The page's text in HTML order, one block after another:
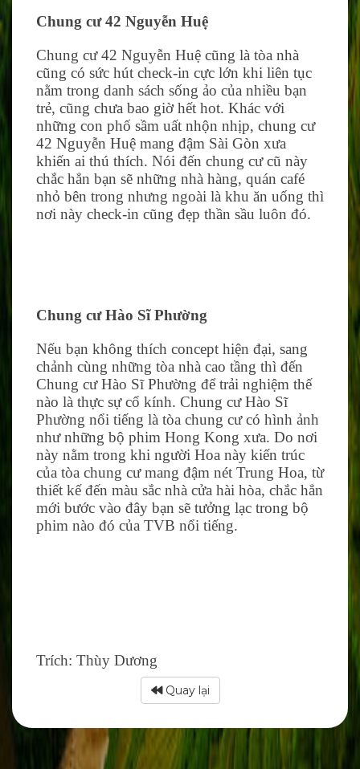
Chung cư 42 Nguyễn Huệ
Chung cư 42 Nguyễn Huệ cũng là tòa nhà
cũng có sức hút check-in cực lớn khi liên tục
nằm trong danh sách sống ảo của nhiều bạn
trẻ, cũng chưa bao giờ hết hot. Khác với
những con phố sầm uất nhộn nhịp, chung cư
42 Nguyễn Huệ mang đậm Sài Gòn xưa
khiến ai thú thích. Nói đến chung cư cũ này
chắc hẳn bạn sẽ những nhà hàng, quán café
nhỏ bên trong nhưng ngoài là khu ăn uống thì
nơi này check-in cũng đẹp thần sầu luôn đó.
Chung cư Hào Sĩ Phường
Nếu bạn không thích concept hiện đại, sang
chảnh cùng những tòa nhà cao tầng thì đến
Chung cư Hào Sĩ Phường để trải nghiệm thế
nào là thực sự cổ kính. Chung cư Hào Sĩ
Phường nổi tiếng là tòa chung cư có hình ảnh
như những bộ phim Hong Kong xưa. Do nơi
này nằm trong khi người Hoa này kiến trúc
của tòa chung cư mang đậm nét Trung Hoa, từ
thiết kế đến màu sắc nhà cửa hài hòa, chắc hẳn
mới bước vào đây bạn sẽ tưởng lạc trong bộ
phim nào đó của TVB nổi tiếng.
Trích: Thùy Dương
Quay lại